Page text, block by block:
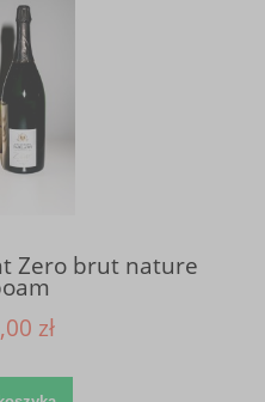
Zero brut nature
zł